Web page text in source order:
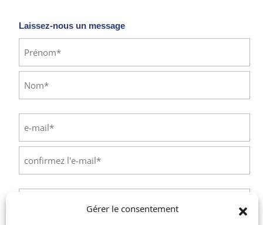
Gérer le consentement
Laissez-nous un message
Prénom
mail(Nécessaire)
Saisissez
un
e-
mail
l’e-
Téléphone